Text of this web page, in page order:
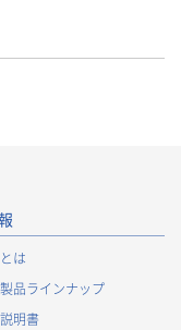
は
品ラインナップ
明書